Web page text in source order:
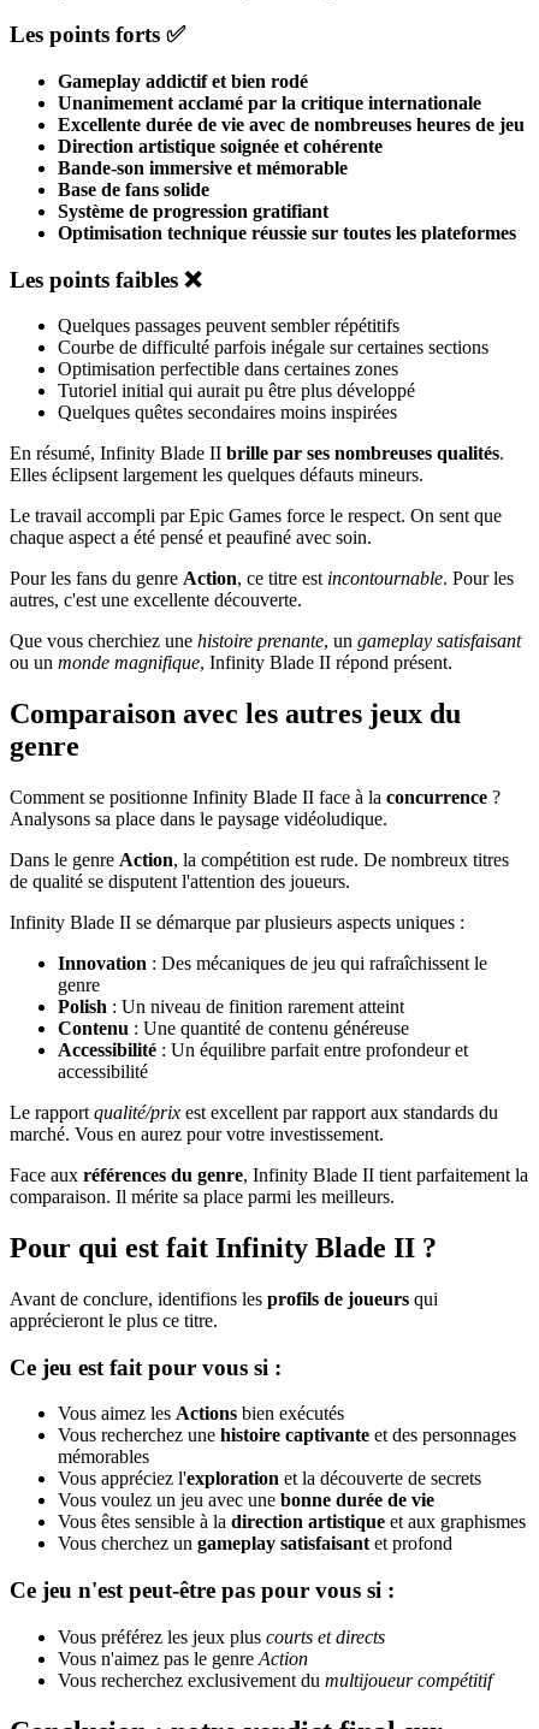
Les points forts ✅
Gameplay addictif et bien rodé
Unanimement acclamé par la critique internationale
Excellente durée de vie avec de nombreuses heures de jeu
Direction artistique soignée et cohérente
Bande-son immersive et mémorable
Base de fans solide
Système de progression gratifiant
Optimisation technique réussie sur toutes les plateformes
Les points faibles ❌
Quelques passages peuvent sembler répétitifs
Courbe de difficulté parfois inégale sur certaines sections
Optimisation perfectible dans certaines zones
Tutoriel initial qui aurait pu être plus développé
Quelques quêtes secondaires moins inspirées
En résumé, Infinity Blade II brille par ses nombreuses qualités.
Elles éclipsent largement les quelques défauts mineurs.
Le travail accompli par Epic Games force le respect. On sent que
chaque aspect a été pensé et peaufiné avec soin.
Pour les fans du genre Action, ce titre est incontournable. Pour les
autres, c'est une excellente découverte.
Que vous cherchiez une histoire prenante, un gameplay satisfaisant
ou un monde magnifique, Infinity Blade II répond présent.
Comparaison avec les autres jeux du
genre
Comment se positionne Infinity Blade II face à la concurrence ?
Analysons sa place dans le paysage vidéoludique.
Dans le genre Action, la compétition est rude. De nombreux titres
de qualité se disputent l'attention des joueurs.
Infinity Blade II se démarque par plusieurs aspects uniques :
Innovation : Des mécaniques de jeu qui rafraîchissent le
genre
Polish : Un niveau de finition rarement atteint
Contenu : Une quantité de contenu généreuse
Accessibilité : Un équilibre parfait entre profondeur et
accessibilité
Le rapport qualité/prix est excellent par rapport aux standards du
marché. Vous en aurez pour votre investissement.
Face aux références du genre, Infinity Blade II tient parfaitement la
comparaison. Il mérite sa place parmi les meilleurs.
Pour qui est fait Infinity Blade II ?
Avant de conclure, identifions les profils de joueurs qui
apprécieront le plus ce titre.
Ce jeu est fait pour vous si :
Vous aimez les Actions bien exécutés
Vous recherchez une histoire captivante et des personnages
mémorables
Vous appréciez l'exploration et la découverte de secrets
Vous voulez un jeu avec une bonne durée de vie
Vous êtes sensible à la direction artistique et aux graphismes
Vous cherchez un gameplay satisfaisant et profond
Ce jeu n'est peut-être pas pour vous si :
Vous préférez les jeux plus courts et directs
Vous n'aimez pas le genre Action
Vous recherchez exclusivement du multijoueur compétitif